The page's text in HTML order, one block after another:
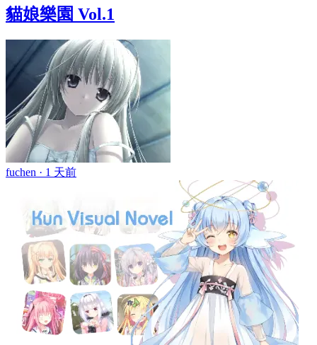
貓娘樂園 Vol.1
fuchen · 1 天前